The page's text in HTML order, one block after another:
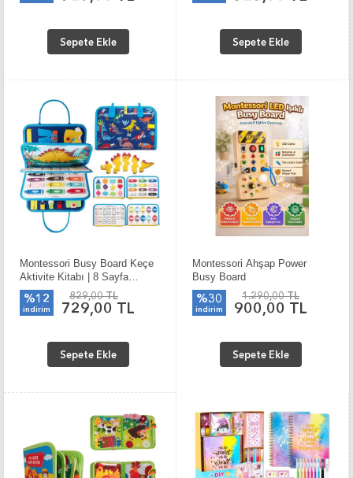
Sepete Ekle Sepete Ekle
Montessori Busy Board Keçe
Aktivite Kitabı | 8 Sayfa
Dinazor Temalı
%12
indirim
829,00 TL
729,00 TL
Sepete Ekle
Montessori Ahşap Power
Busy Board
%30
indirim
1.290,00 TL
900,00 TL
Sepete Ekle